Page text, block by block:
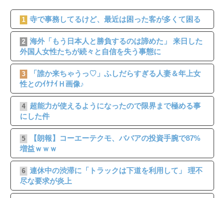
1 寺で事務してるけど、最近は困った客が多くて困る
2 海外「もう日本人と勝負するのは諦めた」 来日した
外国人女性たちが続々と自信を失う事態に
3
「誰か来ちゃうっ♡」ふしだらすぎる人妻＆年上女
性とのｲｹﾅｲＨ画像♪
4
超能力が使えるようになったので限界まで極める事
にした件
5
【朗報】コーエーテクモ、ババアの投資手腕で87%
増益ｗｗｗ
6 連休中の渋滞に「トラックは下道を利用して」 理不
尽な要求が炎上